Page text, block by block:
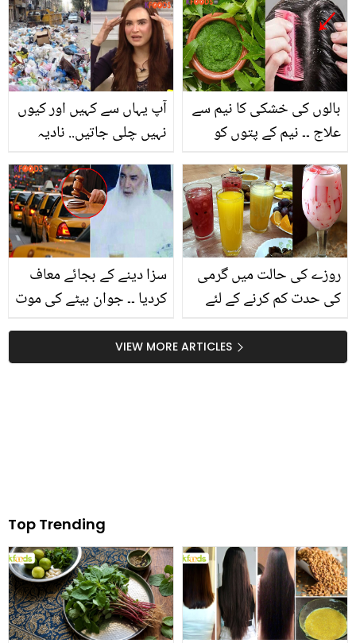
میں پوشیدہ ہماری صحت
کے ناقابل یقین راز جان کر
آپ دنگ رہ جائیں گے
سیاسی خواتین کے شوہر
جو بیویوں کے نام سے نہیں
جانے جاتے، یہ لوگ ایسا کیا
کام کرتے ہیں؟
آپ یہاں سے کہیں اور کیوں
نہیں چلی جاتیں.. نادیہ
اور بدبو دار کہنے پر
صارفین برس پڑے
بالوں کی خشکی کا نیم سے
علاج ۔۔ نیم کے پتوں کو
طریقے، جس سے خشکی کا
خاتمہ کیا جا سکتا ہے؟
سزا دینے کے بجائے معاف
کردیا ۔۔ جوان بیٹے کی موت
اللہ نے کیسے اپنے انعام سے
نوازہ
روزے کی حالت میں گرمی
کی حدت کم کرنے کے لئے
ل کریں کہ جو توانائی بھی
پہنچائیں اور جسم کو ٹھنڈا
VIEW MORE ARTICLES
Top Trending